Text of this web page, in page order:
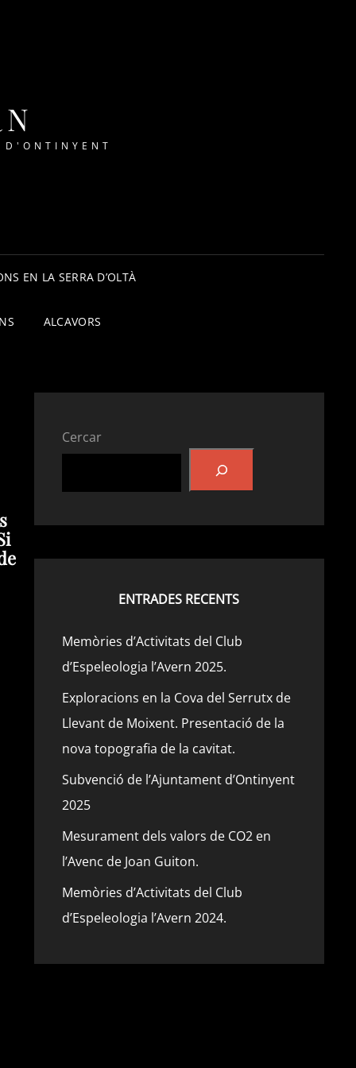
EN LA SERRA D’OLTÀ
ALCAVORS
Cercar
ENTRADES RECENTS
Memòries d’Activitats del Club
d’Espeleologia l’Avern 2025.
Exploracions en la Cova del Serrutx de
Llevant de Moixent. Presentació de la
nova topografia de la cavitat.
Subvenció de l’Ajuntament d’Ontinyent
2025
Mesurament dels valors de CO2 en
l’Avenc de Joan Guiton.
Memòries d’Activitats del Club
d’Espeleologia l’Avern 2024.